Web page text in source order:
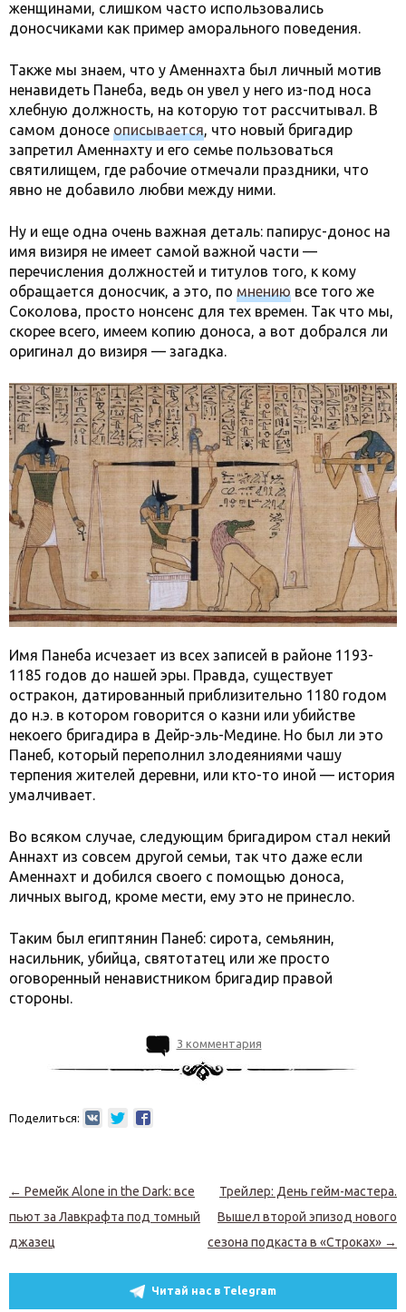
женщинами, слишком часто использовались
доносчиками как пример аморального поведения.
Также мы знаем, что у Аменнахта был личный мотив
ненавидеть Панеба, ведь он увел у него из-под носа
хлебную должность, на которую тот рассчитывал. В
самом доносе описывается, что новый бригадир
запретил Аменнахту и его семье пользоваться
святилищем, где рабочие отмечали праздники, что
явно не добавило любви между ними.
Ну и еще одна очень важная деталь: папирус-донос на
имя визиря не имеет самой важной части —
перечисления должностей и титулов того, к кому
обращается доносчик, а это, по мнению все того же
Соколова, просто нонсенс для тех времен. Так что мы,
скорее всего, имеем копию доноса, а вот добрался ли
оригинал до визиря — загадка.
Имя Панеба исчезает из всех записей в районе 1193-
1185 годов до нашей эры. Правда, существует
остракон, датированный приблизительно 1180 годом
до н.э. в котором говорится о казни или убийстве
некоего бригадира в Дейр-эль-Медине. Но был ли это
Панеб, который переполнил злодеяниями чашу
терпения жителей деревни, или кто-то иной — история
умалчивает.
Во всяком случае, следующим бригадиром стал некий
Аннахт из совсем другой семьи, так что даже если
Аменнахт и добился своего с помощью доноса,
личных выгод, кроме мести, ему это не принесло.
Таким был египтянин Панеб: сирота, семьянин,
насильник, убийца, святотатец или же просто
оговоренный ненавистником бригадир правой
стороны.
3 комментария
Поделиться:
Навигация по записям
← Ремейк Alone in the Dark: все
пьют за Лавкрафта под томный
джазец
Трейлер: День гейм-мастера.
Вышел второй эпизод нового
сезона подкаста в «Строках» →
Читай нас в Telegram